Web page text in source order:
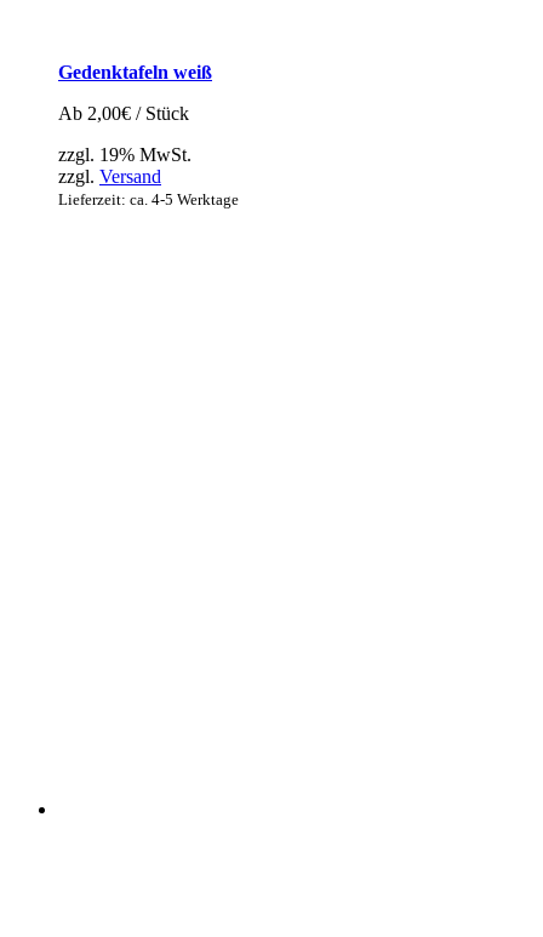
Gedenktafeln weiß
Ab 2,00€ / Stück
zzgl. 19% MwSt.
zzgl. Versand
Lieferzeit: ca. 4-5 Werktage